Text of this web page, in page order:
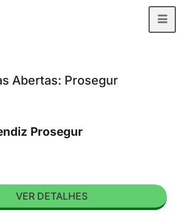
Abertas: Prosegur
Prosegur
VER DETALHES